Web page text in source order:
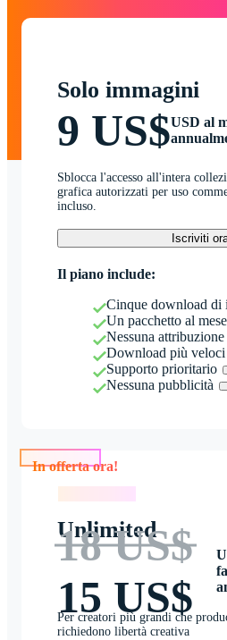
Solo immagini
9 US$USD al
Sblocca l'accesso all'intera
grafica autorizzati per uso
incluso.
Iscriviti
Il piano include:
Cinque download di
Un pacchetto al mese
Nessuna attribuzione
Download più veloci
Supporto prioritario
Nessuna pubblicità
Unlimited
18 US$
15 US$
Per creatori più grandi che
richiedono libertà creativa